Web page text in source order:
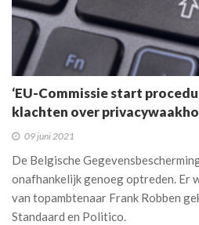
‘EU-Commissie start
klachten over
09 juni 2021
De Belgische
onafhankelijk genoeg optreden. Er
van topambtenaar Frank Robben
Standaard en Politico.